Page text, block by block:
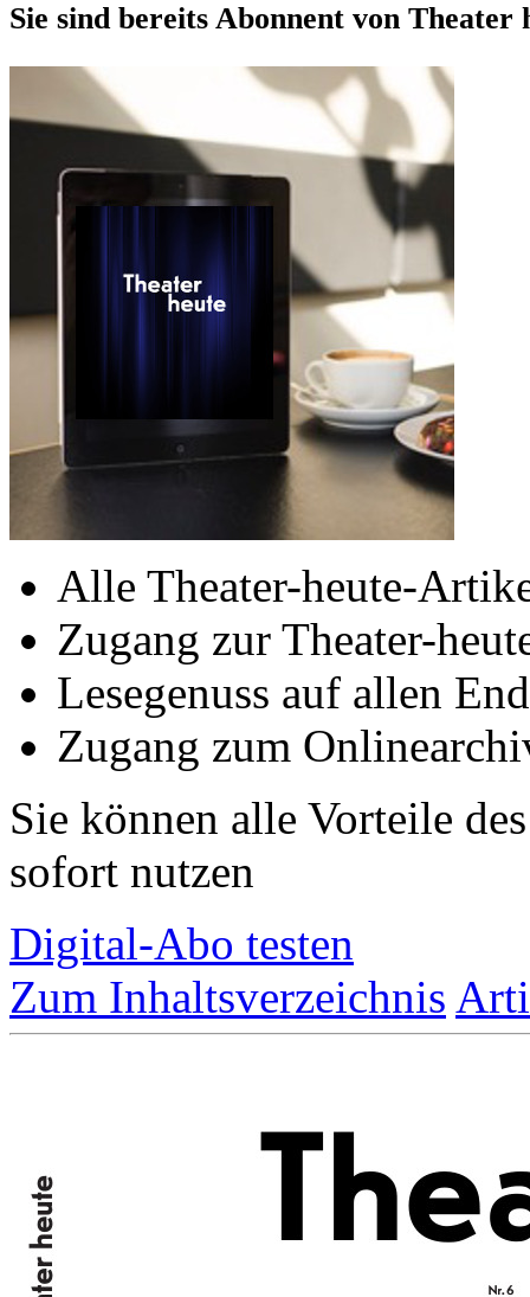
Sie sind bereits Abonnent von Theater
Alle Theater-heute-
Zugang zur Theater-
Lesegenuss auf allen
Zugang zum
Sie können alle Vorteile
sofort nutzen
Digital-Abo testen
Zum Inhaltsverzeichnis